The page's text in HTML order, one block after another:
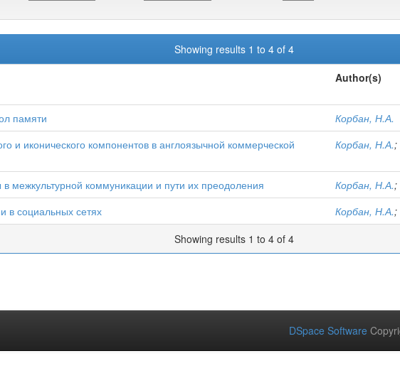
Showing results 1 to 4 of 4
Author(s)
памяти
Корбан, Н.А.
и иконического компонентов в англоязычной коммерческой
Корбан, Н.А.;
межкультурной коммуникации и пути их преодоления Корбан, Н.А.;
в социальных сетях Корбан, Н.А.;
Showing results 1 to 4 of 4
DSpace Software